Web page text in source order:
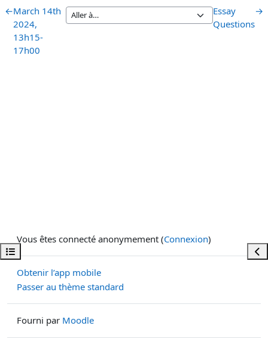
Ouvrir l’index du cours
←March 14th
2024,
13h15-
17h00
Essay
Questions
→
Vous êtes connecté anonymement (Connexion)
Obtenir l’app mobile
Passer au thème standard
Fourni par Moodle